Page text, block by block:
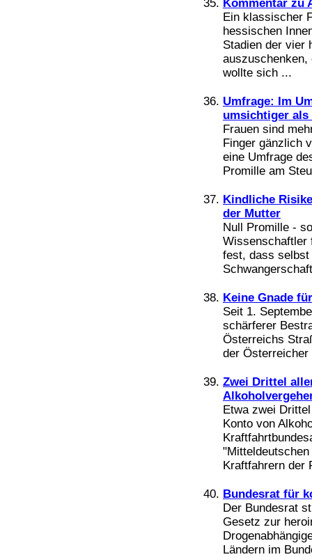
Kommentar zu
Ein klassischer
hessischen
Stadien der vier
auszuschenken,
wollte sich ...
Umfrage: Im
umsichtiger als
Frauen sind
Finger gänzlich
eine Umfrage
Promille am
Kindliche
der Mutter
Null Promille -
Wissenschaftler
fest, dass selbst
Keine Gnade
Seit 1.
schärferer
Österreichs
der Österreicher
Zwei Drittel
Etwa zwei
Konto von
Kraftfahrern der
Bundesrat für
Der Bundesrat
Gesetz zur
Ländern im